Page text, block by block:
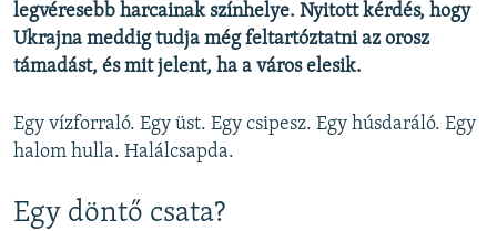
legvéresebb harcainak színhelye. Nyitott kérdés, hogy
Ukrajna meddig tudja még feltartóztatni az orosz
támadást, és mit jelent, ha a város elesik.
Egy vízforraló. Egy üst. Egy csipesz. Egy húsdaráló. Egy
halom hulla. Halálcsapda.
Egy döntő csata?